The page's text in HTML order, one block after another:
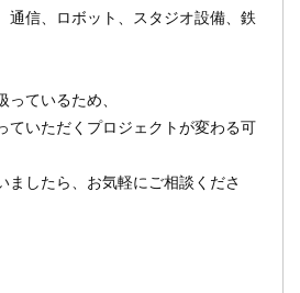
閉じる
通信、ロボット、スタジオ設備、鉄
ているため、
ていただくプロジェクトが変わる可
ましたら、お気軽にご相談くださ